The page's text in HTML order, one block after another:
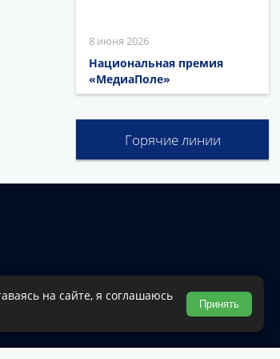
8 июня 2026
Национальная премия
«МедиаПоле»
Горячие линии
округа.
на сайте, я соглашаюсь
Принять